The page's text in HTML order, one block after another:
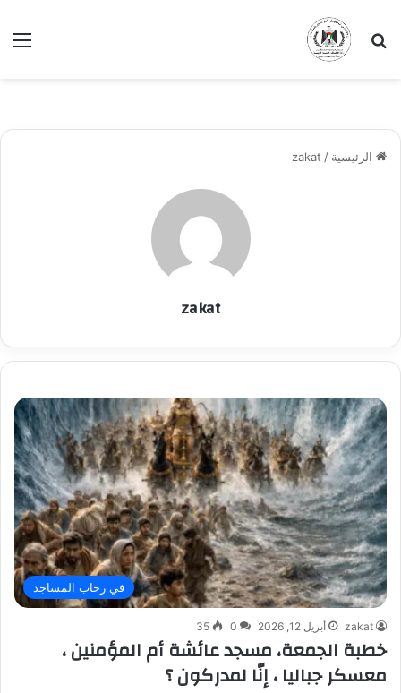
بحث عن
الرئيسية /
zakat
zakat
في رحاب المساجد
zakat أبريل 12, 2026 0
35
خطبة الجمعة، مسجد عائشة أم المؤمنين ،
معسكر جباليا ، إنّا لمدركون ؟